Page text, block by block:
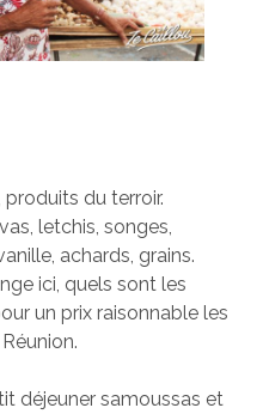
du terroir.
letchis, songes,
achards, grains.
ici, quels sont les
un prix raisonnable les
déjeuner samoussas et